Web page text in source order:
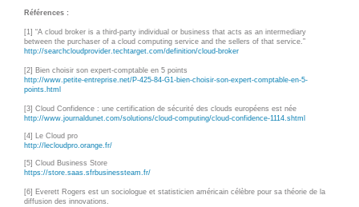
Références :
[1] “A cloud broker is a third-party individual or business that acts as an intermediary
between the purchaser of a cloud computing service and the sellers of that service.”
http://searchcloudprovider.techtarget.com/definition/cloud-broker
[2] Bien choisir son expert-comptable en 5 points
http://www.petite-entreprise.net/P-425-84-G1-bien-choisir-son-expert-comptable-en-5-
points.html
[3] Cloud Confidence : une certification de sécurité des clouds européens est née
http://www.journaldunet.com/solutions/cloud-computing/cloud-confidence-1114.shtml
[4] Le Cloud pro
http://lecloudpro.orange.fr/
[5] Cloud Business Store
https://store.saas.sfrbusinessteam.fr/
[6] Everett Rogers est un sociologue et statisticien américain célèbre pour sa théorie de la
diffusion des innovations.